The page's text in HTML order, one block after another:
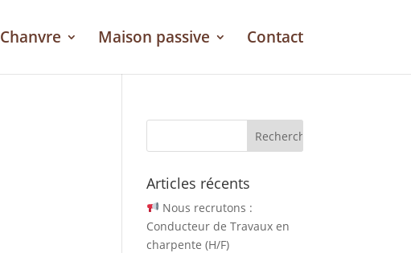
Chanvre Maison passive Contact
Articles récents
Nous recrutons :
Conducteur de Travaux en
charpente (H/F)